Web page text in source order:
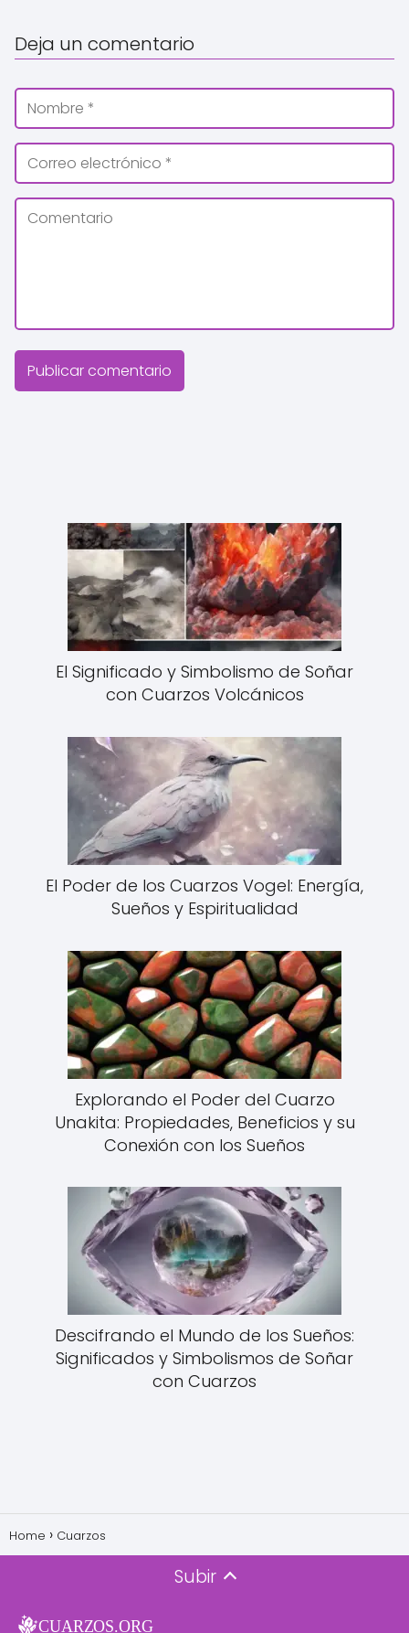
Deja un comentario
El Significado y Simbolismo de Soñar
con Cuarzos Volcánicos
El Poder de los Cuarzos Vogel: Energía,
Sueños y Espiritualidad
Explorando el Poder del Cuarzo
Unakita: Propiedades, Beneficios y su
Conexión con los Sueños
Descifrando el Mundo de los Sueños:
Significados y Simbolismos de Soñar
con Cuarzos
Home Cuarzos
Subir